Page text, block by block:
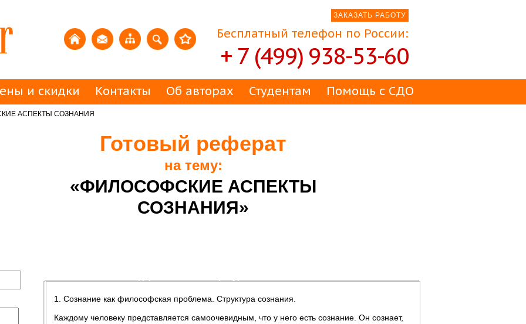
ЗАКАЗАТЬ РАБОТУ
Бесплатный телефон по России:
+ 7 (499) 938-53-60
и скидки Контакты Об авторах Студентам Помощь с СДО
АСПЕКТЫ СОЗНАНИЯ
Готовый реферат
на тему:
«ФИЛОСОФСКИЕ АСПЕКТЫ
СОЗНАНИЯ»
1. Сознание как философская проблема. Структура сознания.
Каждому человеку представляется самоочевидным, что у него есть сознание. Он сознает,